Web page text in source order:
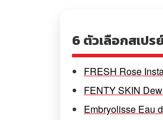
6 ตัวเลือกสเปร
FRESH Rose
FENTY SKIN
Embryolisse Eau